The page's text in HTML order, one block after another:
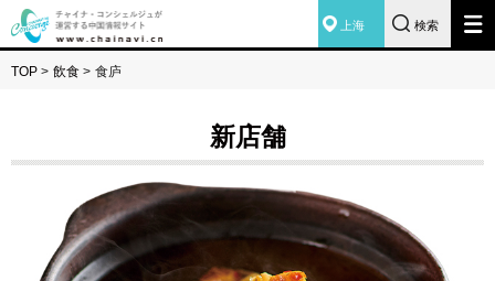
上海 検索
TOP > 飲食 > 食庐
新店舗